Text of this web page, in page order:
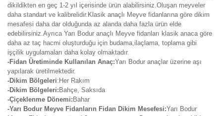
dikildikten en geç 1-2 yıl içerisinde ürün alabilirsiniz.Oluşan meyveler
daha standart ve kalibrelidir.Klasik anaçlı Meyve fidanlarına göre dikim
mesafesi daha dar olduğunda az alanda daha fazla ürün elde
edebilirsiniz.Ayrıca Yarı Bodur anaçlı Meyve fidanları klasik anaca göre
daha az taç hacmi oluşturduğu için budama,ilaçlama, toplama gibi
işçilik uygulamaları daha kolay olmaktadır.
-Fidan Üretiminde Kullanılan Anaç:Yarı Bodur anaçlar üzerine aşı
yapılarak üretilmektedir.
-Dikim Bölgeleri:Her Rakım
-Dikim Bölgeleri: Bahçe, Saksıda
-Çiçeklenme Dönemi: Bahar
-Yarı Bodur Meyve Fidanların Fidan Dikim Mesefesi:Yarı Bodur